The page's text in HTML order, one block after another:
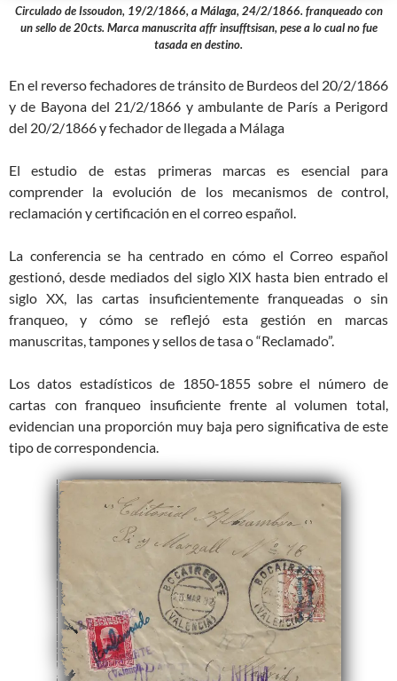
Circulado de Issoudon, 19/2/1866, a Málaga, 24/2/1866. franqueado con
un sello de 20cts. Marca manuscrita affr insufftsisan, pese a lo cual no fue
tasada en destino.
En el reverso fechadores de tránsito de Burdeos del 20/2/1866
y de Bayona del 21/2/1866 y ambulante de París a Perigord
del 20/2/1866 y fechador de llegada a Málaga
El estudio de estas primeras marcas es esencial para
comprender la evolución de los mecanismos de control,
reclamación y certificación en el correo español.
La conferencia se ha centrado en cómo el Correo español
gestionó, desde mediados del siglo XIX hasta bien entrado el
siglo XX, las cartas insuficientemente franqueadas o sin
franqueo, y cómo se reflejó esta gestión en marcas
manuscritas, tampones y sellos de tasa o “Reclamado”.
Los datos estadísticos de 1850‑1855 sobre el número de
cartas con franqueo insuficiente frente al volumen total,
evidencian una proporción muy baja pero significativa de este
tipo de correspondencia.